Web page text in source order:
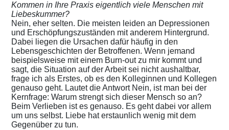
Kommen in Ihre Praxis eigentlich viele Menschen mit
Liebeskummer?
Nein, eher selten. Die meisten leiden an Depressionen
und Erschöpfungszuständen mit anderem Hintergrund.
Dabei liegen die Ursachen dafür häufig in den
Lebensgeschichten der Betroffenen. Wenn jemand
beispielsweise mit einem Burn-out zu mir kommt und
sagt, die Situation auf der Arbeit sei nicht aushaltbar,
frage ich als Erstes, ob es den Kolleginnen und Kollegen
genauso geht. Lautet die Antwort Nein, ist man bei der
Kernfrage: Warum strengt sich dieser Mensch so an?
Beim Verlieben ist es genauso. Es geht dabei vor allem
um uns selbst. Liebe hat erstaunlich wenig mit dem
Gegenüber zu tun.